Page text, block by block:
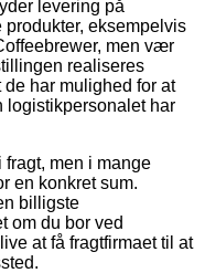
levering på
eksempelvis
men vær
realiseres
har mulighed for at
logistikpersonalet har
men i mange
en konkret sum.
billigste
om du bor ved
at få fragtfirmaet til at